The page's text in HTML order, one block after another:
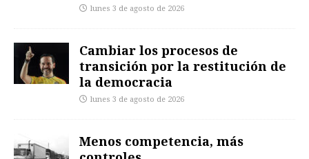
lunes 3 de agosto de 2026
Cambiar los procesos de
transición por la restitución de
la democracia
lunes 3 de agosto de 2026
Menos competencia, más